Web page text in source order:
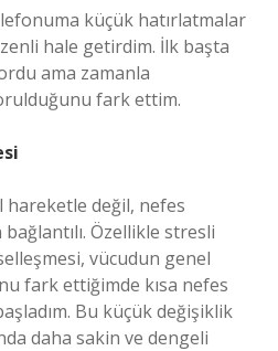
küçük hatırlatmalar
hale getirdim. İlk başta
ama zamanla
fark ettim.
hareketle değil, nefes
Özellikle stresli
vücudun genel
fark ettiğimde kısa nefes
Bu küçük değişiklik
daha sakin ve dengeli